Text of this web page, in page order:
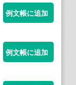
例文帳に追加
例文帳に追加